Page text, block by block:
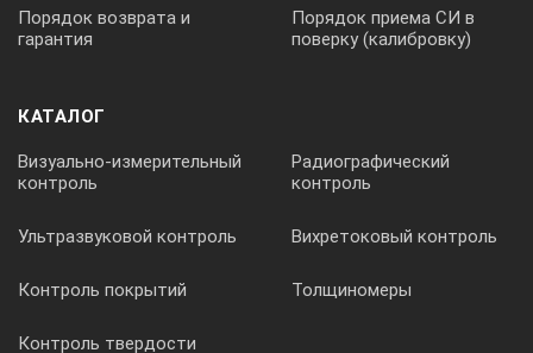
Порядок возврата и
гарантия
Порядок приема СИ в
поверку (калибровку)
КАТАЛОГ
Визуально-измерительный
контроль
Радиографический
контроль
Ультразвуковой контроль Вихретоковый контроль
Контроль покрытий Толщиномеры
Контроль твердости